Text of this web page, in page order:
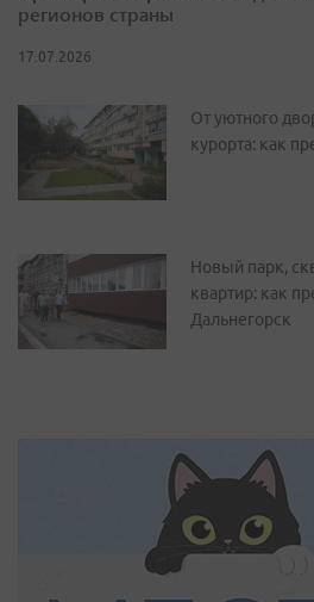
регионов страны
17.07.2026
От уютного
курорта: как
Новый парк,
квартир: как
Дальнегорск